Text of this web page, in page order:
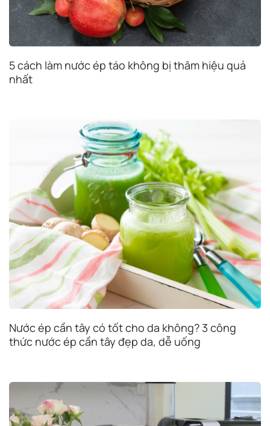
5 cách làm nước ép táo không bị thâm hiệu quả
nhất
Nước ép cần tây có tốt cho da không? 3 công
thức nước ép cần tây đẹp da, dễ uống